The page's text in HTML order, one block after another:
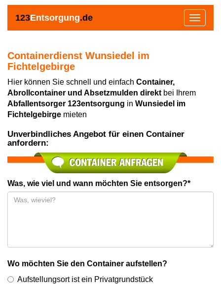
123Entsorgung.de
Toggle
Containerdienst Wunsiedel im
Fichtelgebirge
Hier können Sie schnell und einfach Container,
Abrollcontainer und Absetzmulden direkt bei Ihrem
Abfallentsorger 123entsorgung in Wunsiedel im
Fichtelgebirge mieten
Unverbindliches Angebot für einen Container
anfordern:
Was, wie viel und wann möchten Sie entsorgen?*
Wo möchten Sie den Container aufstellen?
Aufstellungsort ist ein Privatgrundstück